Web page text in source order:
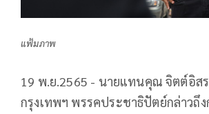
แฟ้มภาพ
19 พ.ย.2565 - นายแทน​คุณ​ จิตต์​อิส
กรุงเทพฯ ​พรรคประชาธิปัตย์​กล่าวถึง